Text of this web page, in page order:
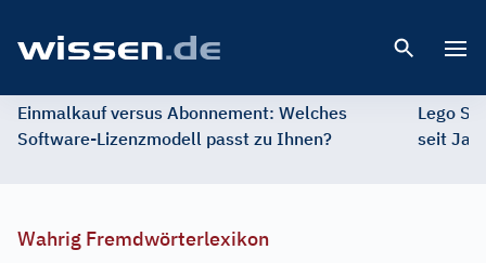
Einmalkauf versus Abonnement: Welches
Software-Lizenzmodell passt zu Ihnen?
Lego
seit
Wahrig Fremdwörterlexikon